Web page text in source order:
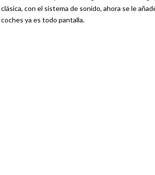
con el sistema de sonido, ahora se le
ya es todo pantalla.